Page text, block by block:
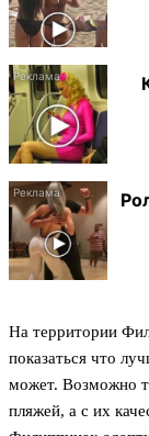
На территории
показаться что
может. Возможно
пляжей, а с их